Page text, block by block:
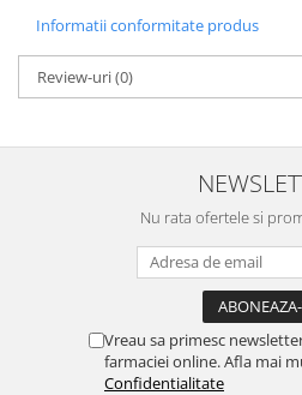
Informatii conformitate produs
Review-uri(0)
Nu rata ofertele si
Vreau sa primesc
farmaciei online. Afla mai
Confidentialitate